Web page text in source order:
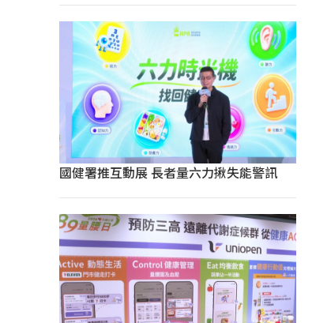
國健署推互動展 長者量六力揪失能警訊